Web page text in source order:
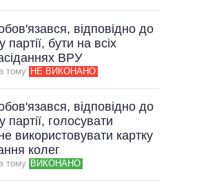
відповідно до
бути на всіх
ВРУ
тому НЕ ВИКОНАНО
відповідно до
голосувати
використовувати картку
колег
тому ВИКОНАНО